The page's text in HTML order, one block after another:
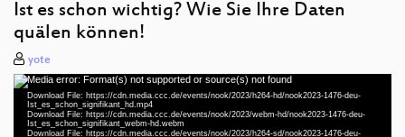
Ist es schon wichtig? Wie Sie Ihre Daten
quälen können!
yote
Video
Player
Media error: Format(s) not supported or source(s) not found
Download File: https://cdn.media.ccc.de/events/nook/2023/h264-hd/nook2023-1476-deu-
Ist_es_schon_signifikant_hd.mp4
Download File: https://cdn.media.ccc.de/events/nook/2023/webm-hd/nook2023-1476-deu-
Ist_es_schon_signifikant_webm-hd.webm
Download File: https://cdn.media.ccc.de/events/nook/2023/h264-sd/nook2023-1476-deu-